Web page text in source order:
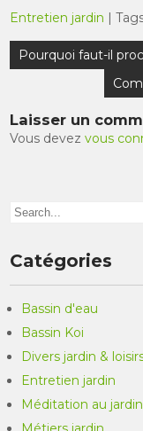
Entretien jardin |
Navigation
de
Pourquoi faut-il
Laisser un
Vous devezvous
Catégories
Bassin d'eau
Bassin Koi
Divers jardin &
Entretien jardin
Méditation au jardin